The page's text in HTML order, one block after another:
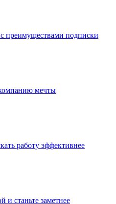
преимуществами подписки
мечты
работу эффективнее
и станьте заметнее